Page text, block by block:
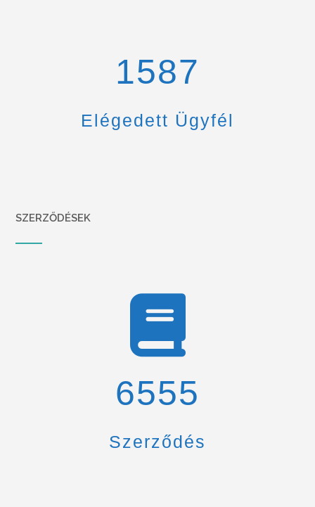
1670
Elégedett Ügyfél
SZERZŐDÉSEK
6900
Szerződés